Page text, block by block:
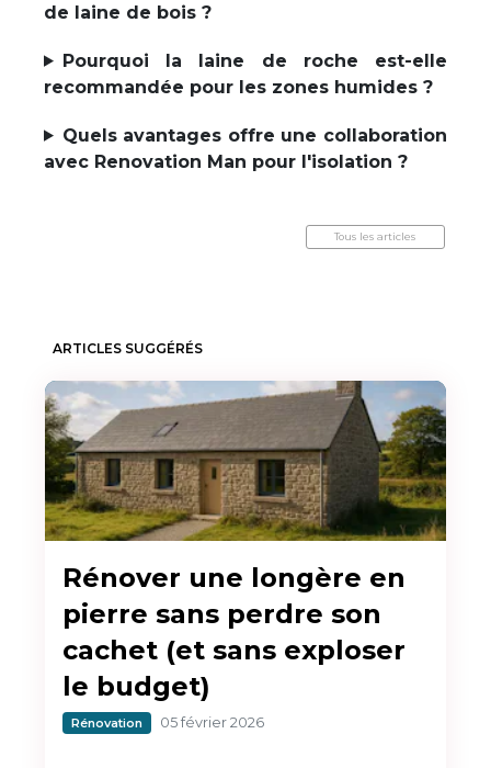
de laine de bois ?
Pourquoi la laine de roche est-elle
recommandée pour les zones humides ?
Quels avantages offre une collaboration
avec Renovation Man pour l'isolation ?
Tous les articles
ARTICLES SUGGÉRÉS
Rénover une longère en
pierre sans perdre son
cachet (et sans exploser
le budget)
Rénovation 05 février 2026